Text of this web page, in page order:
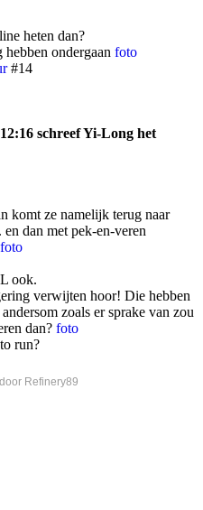
heten dan?
hebben ondergaan foto
#14
schreef Yi-Long het
komt ze namelijk terug naar
dan met pek-en-veren
foto
ook.
verwijten hoor! Die hebben
zoals er sprake van zou
dan? foto
run?
Refinery89